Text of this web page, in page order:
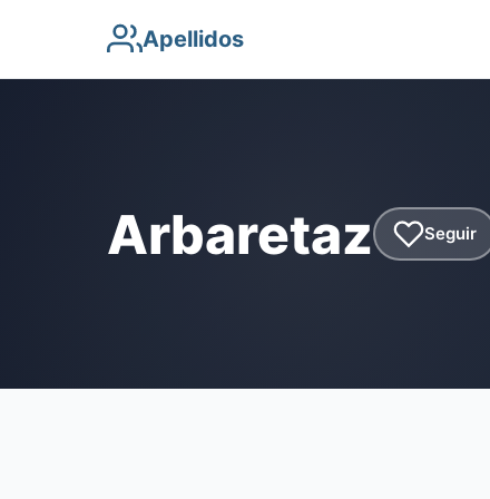
Apellidos
Arbaretaz Seguir